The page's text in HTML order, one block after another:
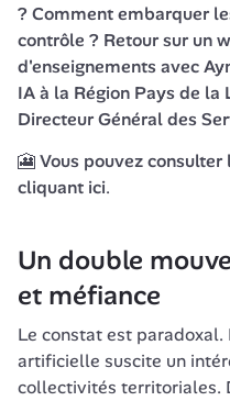
? Comment embarquer
contrôle ? Retour sur un
d'enseignements avec
IA à la Région Pays de la
Directeur Général des
🎦 Vous pouvez
cliquant ici.
Un double
et méfiance
Le constat est
artificielle suscite un
collectivités territoriales.